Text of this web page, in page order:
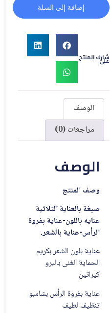
إضافة إلى السلة
شارك المنتج
على
الوصف
مراجعات (0)
الوصف
وصف المنتج
صبغة بالعناية الثلاثية
عنايه باللون-عناية بفروة
الرأس-عناية بالشعر.
عناية بلون الشعر بكريم
الحماية الغنى بالبرو
كيراتين
عناية بفروة الرأس بشامبو
تنظيف لطيف